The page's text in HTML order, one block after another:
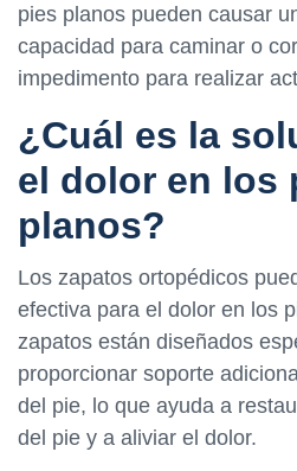
pies planos pueden causar
capacidad para caminar o
impedimento para realizar
¿Cuál es la
el dolor en los
planos?
Los zapatos ortopédicos
efectiva para el dolor en los
zapatos están diseñados
proporcionar soporte
del pie, lo que ayuda a
del pie y a aliviar el dolor.